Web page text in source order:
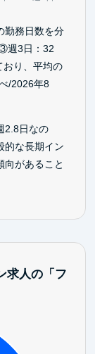
勤務日数を分
週3日：32
り、平均の
/2026年8
2.8日なの
的な長期イン
向があること
求人の「フ